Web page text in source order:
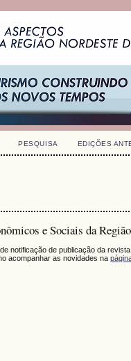
PESQUISA EDIÇÕES
e Sociais da
notificação de publicação da
acompanhar as novidades na